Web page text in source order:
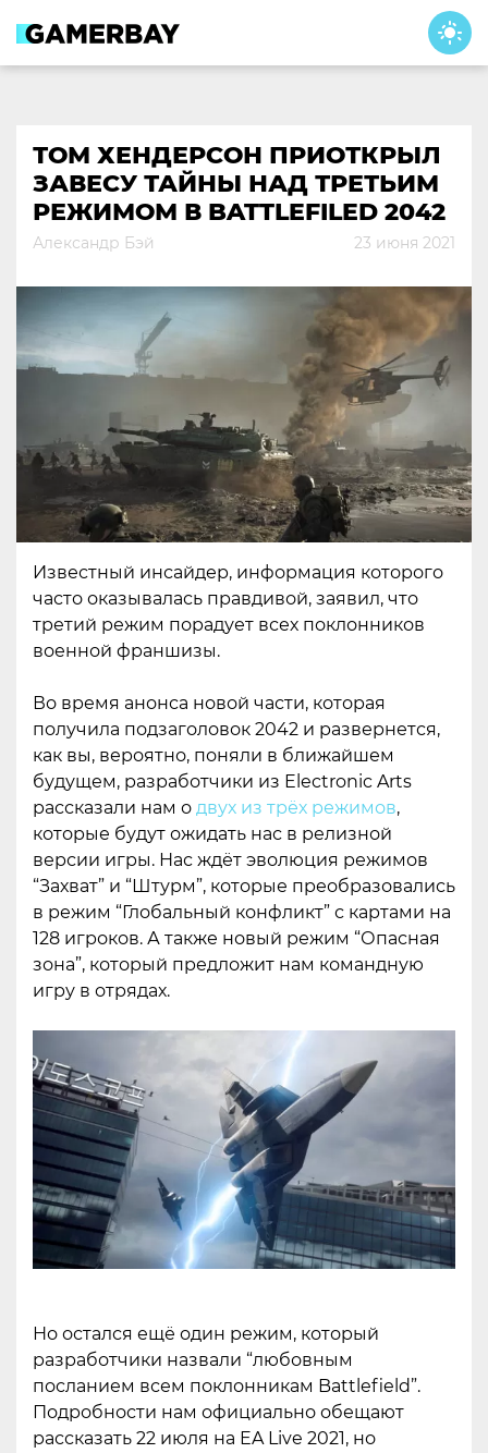
content
ТОМ ХЕНДЕРСОН ПРИОТКРЫЛ
ЗАВЕСУ ТАЙНЫ НАД ТРЕТЬИМ
РЕЖИМОМ В BATTLEFILED 2042
Александр Бэй 23 июня 2021
Известный инсайдер, информация которого
часто оказывалась правдивой, заявил, что
третий режим порадует всех поклонников
военной франшизы.
Во время анонса новой части, которая
получила подзаголовок 2042 и развернется,
как вы, вероятно, поняли в ближайшем
будущем, разработчики из Electronic Arts
рассказали нам о двух из трёх режимов,
которые будут ожидать нас в релизной
версии игры. Нас ждёт эволюция режимов
“Захват” и “Штурм”, которые преобразовались
в режим “Глобальный конфликт” с картами на
128 игроков. А также новый режим “Опасная
зона”, который предложит нам командную
игру в отрядах.
Но остался ещё один режим, который
разработчики назвали “любовным
посланием всем поклонникам Battlefield”.
Подробности нам официально обещают
рассказать 22 июля на EA Live 2021, но